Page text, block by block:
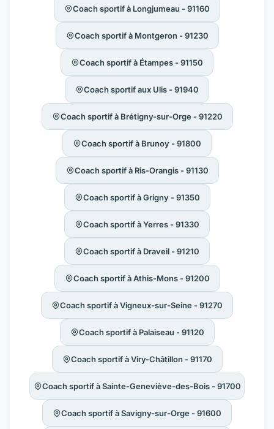
Coach sportif à Longjumeau - 91160
Coach sportif à Montgeron - 91230
Coach sportif à Étampes - 91150
Coach sportif aux Ulis - 91940
Coach sportif à Brétigny-sur-Orge - 91220
Coach sportif à Brunoy - 91800
Coach sportif à Ris-Orangis - 91130
Coach sportif à Grigny - 91350
Coach sportif à Yerres - 91330
Coach sportif à Draveil - 91210
Coach sportif à Athis-Mons - 91200
Coach sportif à Vigneux-sur-Seine - 91270
Coach sportif à Palaiseau - 91120
Coach sportif à Viry-Châtillon - 91170
Coach sportif à Sainte-Geneviève-des-Bois - 91700
Coach sportif à Savigny-sur-Orge - 91600